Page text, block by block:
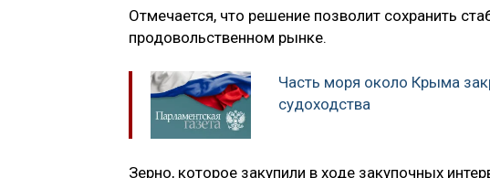
Отмечается, что решение позволит сохранить
продовольственном рынке.
Часть моря около Крыма
судоходства
Зерно, которое закупили в ходе закупочных